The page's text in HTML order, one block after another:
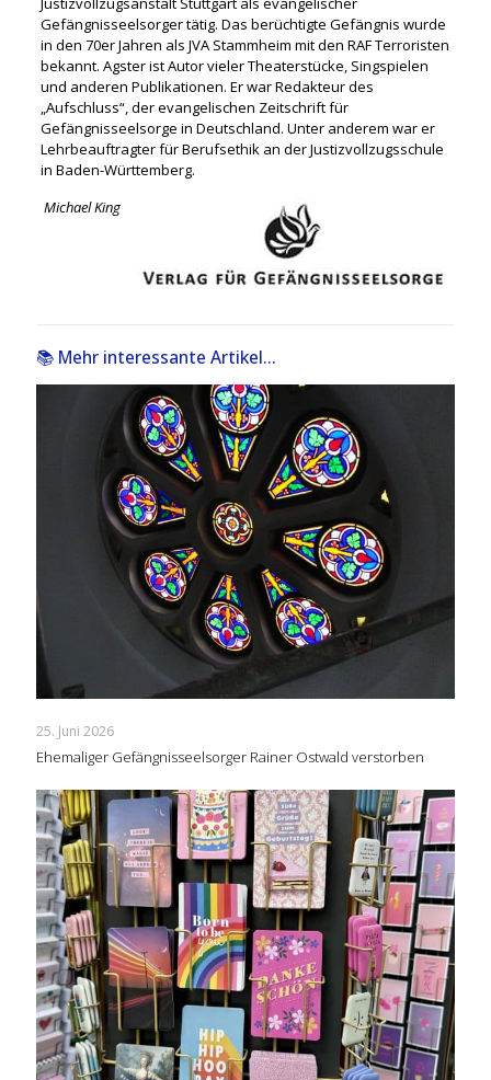
Gefängnisseelsorger tätig. Das berüchtigte Gefängnis wurde
in den 70er Jahren als JVA Stammheim mit den RAF Terroristen
bekannt. Agster ist Autor vieler Theaterstücke, Singspielen
und anderen Publikationen. Er war Redakteur des
„Aufschluss“, der evangelischen Zeitschrift für
Gefängnisseelsorge in Deutschland. Unter anderem war er
Lehrbeauftragter für Berufsethik an der Justizvollzugsschule
in Baden-Württemberg.
Michael King
📚 Mehr interessante Artikel...
25. Juni 2026
Ehemaliger Gefängnisseelsorger Rainer Ostwald verstorben